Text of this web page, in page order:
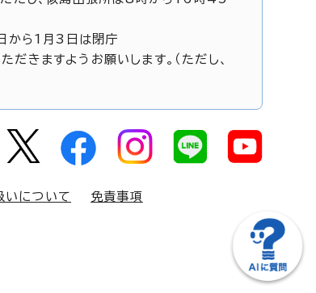
から1月3日は閉庁
きますようお願いします。（ただし、
いについて 免責事項